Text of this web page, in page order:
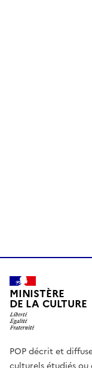
MINISTÈRE
DE LA CULTURE
POP décrit et